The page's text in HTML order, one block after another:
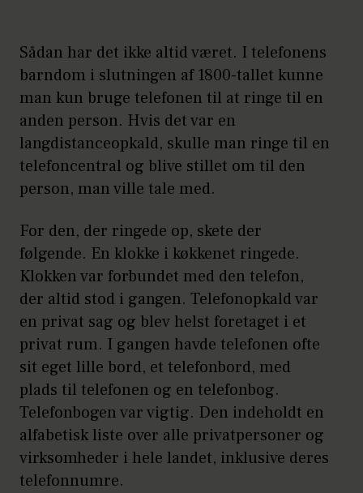
Sådan har det ikke altid været. I telefonens
barndom i slutningen af 1800-tallet kunne
man kun bruge telefonen til at ringe til en
anden person. Hvis det var en
langdistanceopkald, skulle man ringe til en
telefoncentral og blive stillet om til den
person, man ville tale med.
For den, der ringede op, skete der
følgende. En klokke i køkkenet ringede.
Klokken var forbundet med den telefon,
der altid stod i gangen. Telefonopkald var
en privat sag og blev helst foretaget i et
privat rum. I gangen havde telefonen ofte
sit eget lille bord, et telefonbord, med
plads til telefonen og en telefonbog.
Telefonbogen var vigtig. Den indeholdt en
alfabetisk liste over alle privatpersoner og
virksomheder i hele landet, inklusive deres
telefonnumre.